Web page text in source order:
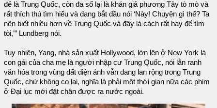
đẻ là Trung Quốc, còn đa số lại là khán giả phương Tây tò mò và
rất thích thú tìm hiểu và đang bắt đầu nói ‘Này! Chuyện gì thế? Ta
nên biết nhiều hơn về Trung Quốc và đây là cách rất hay để tìm
tòi,’” Lundberg nói.
Tuy nhiên, Yang, nhà sản xuất Hollywood, lớn lên ở New York là
con gái của cha mẹ là người nhập cư Trung Quốc, nói lằn ranh
văn hóa trong vùng đất điện ảnh vẫn đang lan rộng trong Trung
Quốc, chứ không co lại, nghĩa là phải một thời gian nữa các phim
ở Đại lục mới đặt chân được ra nước ngoài.